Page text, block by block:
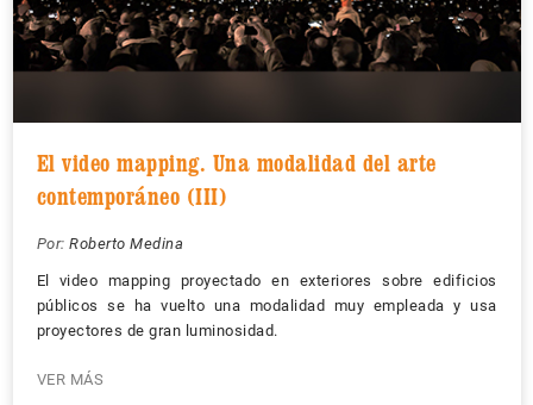
El video mapping. Una modalidad del arte
contemporáneo (III)
Por: Roberto Medina
El video mapping proyectado en exteriores sobre edificios
públicos se ha vuelto una modalidad muy empleada y usa
proyectores de gran luminosidad.
VER MÁS